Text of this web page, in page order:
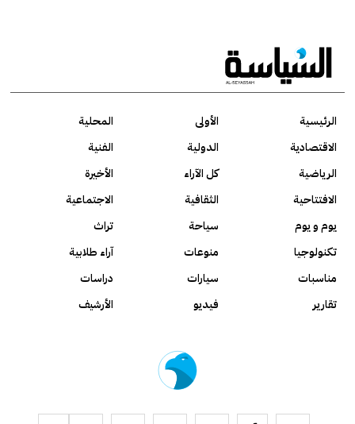
الرئيسية الأولى
المحلية
الاقتصادية
الدولية
الفنية
الرياضية
كل الآراء
الأخيرة
الافتتاحية
الثقافية
الاجتماعية
يوم و يوم
سياحة
تراث
تكنولوجيا
منوعات
آراء طلابية
مناسبات
سيارات
دراسات
تقارير
فيديو الأرشيف